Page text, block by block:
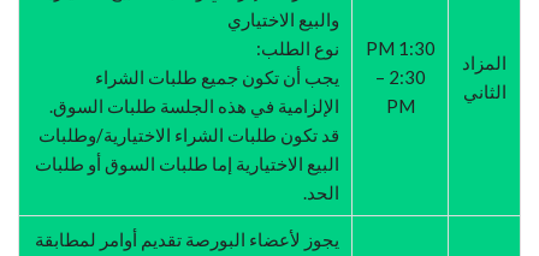
المزاد
الثاني
1:30 PM
– 2:30
PM
والبيع الاختياري
نوع الطلب:
يجب أن تكون جميع طلبات الشراء
الإلزامية في هذه الجلسة طلبات السوق.
قد تكون طلبات الشراء الاختيارية/وطلبات
البيع الاختيارية إما طلبات السوق أو طلبات
الحد.
يجوز لأعضاء البورصة تقديم أوامر لمطابقة